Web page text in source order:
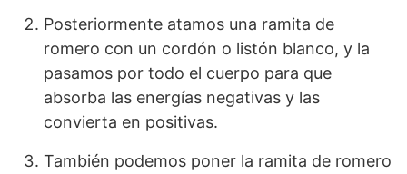
Posteriormente atamos una ramita de
romero con un cordón o listón blanco, y la
pasamos por todo el cuerpo para que
absorba las energías negativas y las
convierta en positivas.
También podemos poner la ramita de romero